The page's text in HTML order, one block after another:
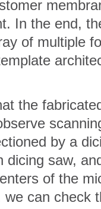
In the end,
of multiple
the
by a
dicing saw,
of the
we can check